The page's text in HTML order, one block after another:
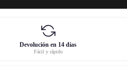
Devolución en 14 días
Fácil y rápido